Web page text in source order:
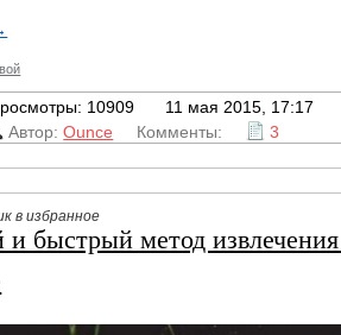
10909
11 мая 2015, 17:17
Автор:Ounce Комменты: 3
в избранное
и быстрый метод